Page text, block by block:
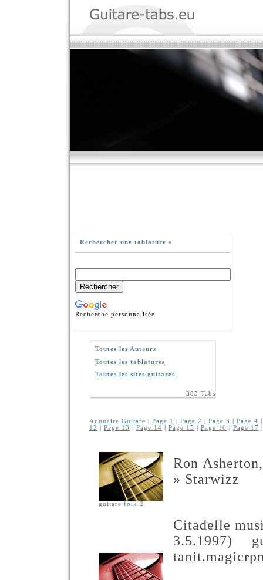
Rechercher une tablature »
Recherche personnalisée
Toutes les Auteurs
Toutes les tablatures
Toutes les sites guitares
383 Tabs
Annuaire Guitare |Page 1 |Page 2 |Page 3 |Page 4
12
Page 13 Page 14 Page 15 Page 16 Page 17
guitare folk 2
Ron
» Starwizz
Citadelle
3.5.1997)